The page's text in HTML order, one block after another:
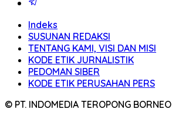
Indeks
SUSUNAN REDAKSI
TENTANG KAMI, VISI DAN MISI
KODE ETIK JURNALISTIK
PEDOMAN SIBER
KODE ETIK PERUSAHAN PERS
© PT. INDOMEDIA TEROPONG BORNEO